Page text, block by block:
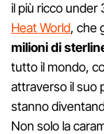
il più ricco under
Heat World, che
milioni di
tutto il mondo,
attraverso il suo
stanno
Non solo la